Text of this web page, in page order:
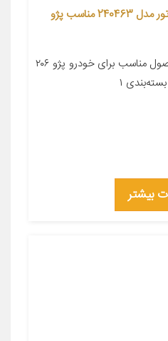
کابل کلاچ ریگلاژی نگین موتور مدل 240463 مناسب پژو
معرفی محصول جزئیات محصول مناسب برای خودرو پژو ۲۰۶
بیشتر